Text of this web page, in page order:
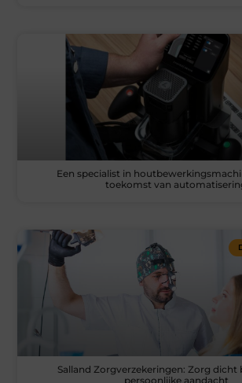
Een specialist in
toekomst van
Salland Zorgverzekeringen: Zorg dicht
persoonlijke aandacht